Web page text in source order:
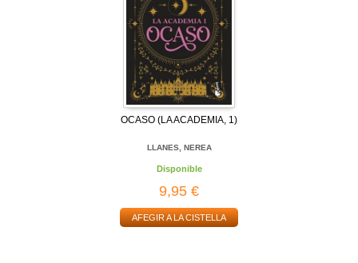
OCASO (LA ACADEMIA, 1)
LLANES, NEREA
Disponible
9,95 €
AFEGIR A LA CISTELLA